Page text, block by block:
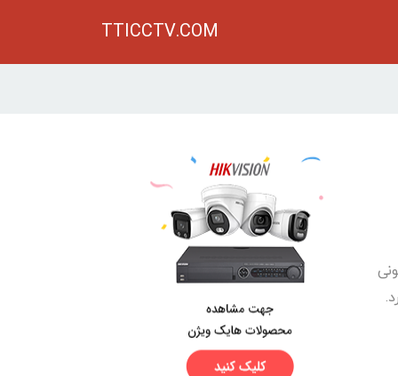
TTICCTV.COM